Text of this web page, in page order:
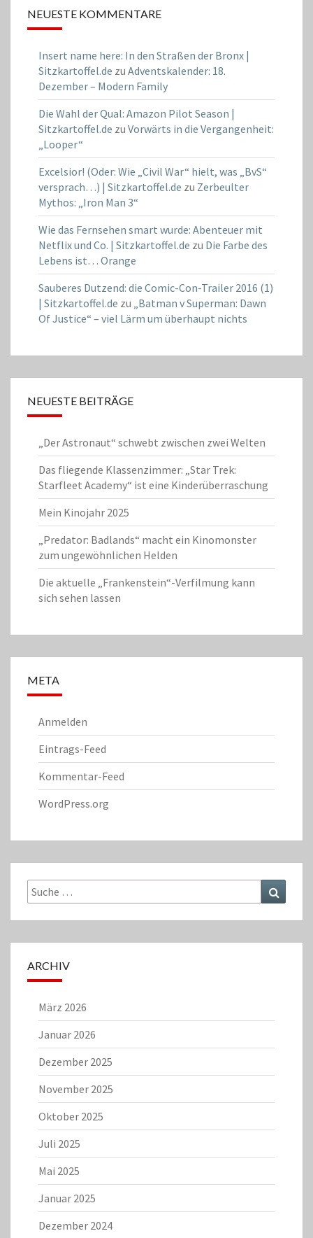
NEUESTE KOMMENTARE
Insert name here: In den Straßen der Bronx |
Sitzkartoffel.de zu Adventskalender: 18.
Dezember – Modern Family
Die Wahl der Qual: Amazon Pilot Season |
Sitzkartoffel.de zu Vorwärts in die Vergangenheit:
„Looper“
Excelsior! (Oder: Wie „Civil War“ hielt, was „BvS“
versprach…) | Sitzkartoffel.de zu Zerbeulter
Mythos: „Iron Man 3“
Wie das Fernsehen smart wurde: Abenteuer mit
Netflix und Co. | Sitzkartoffel.de zu Die Farbe des
Lebens ist… Orange
Sauberes Dutzend: die Comic-Con-Trailer 2016 (1)
| Sitzkartoffel.de zu „Batman v Superman: Dawn
Of Justice“ – viel Lärm um überhaupt nichts
NEUESTE BEITRÄGE
„Der Astronaut“ schwebt zwischen zwei Welten
Das fliegende Klassenzimmer: „Star Trek:
Starfleet Academy“ ist eine Kinderüberraschung
Mein Kinojahr 2025
„Predator: Badlands“ macht ein Kinomonster
zum ungewöhnlichen Helden
Die aktuelle „Frankenstein“-Verfilmung kann
sich sehen lassen
META
Anmelden
Eintrags-Feed
Kommentar-Feed
WordPress.org
Suche
nach:
ARCHIV
März 2026
Januar 2026
Dezember 2025
November 2025
Oktober 2025
Juli 2025
Mai 2025
Januar 2025
Dezember 2024